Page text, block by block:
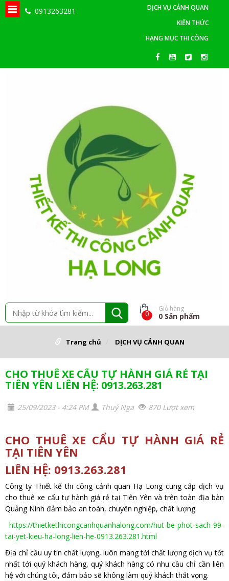
0913263281
DỊCH VỤ CẢNH QUAN
KIẾN THỨC
HẠNG MỤC THI CÔNG
0
Giỏ hàng
0 Sản phẩm
Trang chủ DỊCH VỤ CẢNH QUAN
CHO THUÊ XE CẨU TỰ HÀNH GIÁ RẺ TẠI
TIÊN YÊN LIÊN HỆ: 0913.263.281
25/09/2023 - 4:24 PM Thuý Nga 870 Lượt xem
CHO THUÊ XE CẨU TỰ HÀNH GIÁ RẺ
TẠI TIÊN YÊN
LIÊN HỆ: 0913.263.281
Công ty Thiết kế thi công cảnh quan Hạ Long cung cấp dịch vụ
cho thuê xe cẩu tự hành giá rẻ tại Tiên Yên và trên toàn địa bàn
Quảng Ninh đảm bảo an toàn, chuyên nghiệp, chất lượng.
https://thietkethicongcanhquanhalong.com/hut-be-phot-sach-99-
tai-yet-kieu-ha-long-lien-he-0913.263.281.html
Địa chỉ cầu uy tín chất lượng, luôn mang tới chất lượng dịch vụ tốt
nhất tới quý khách hàng, quý khách hàng có nhu cầu chỉ cần liên
hệ với chúng tôi, đảm bảo sẽ không làm quý khách thất vọng.